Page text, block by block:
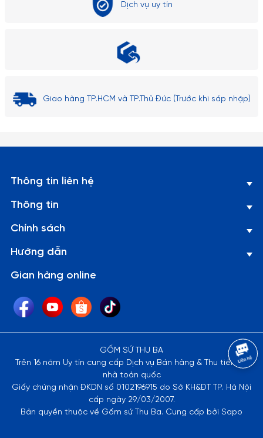
Dịch vụ uy tín
Giao hàng TP.HCM và TP.Thủ Đức (Trước khi sáp nhập)
Thông tin liên hệ
Thông tin
Chính sách
Hướng dẫn
Gian hàng online
GỐM SỨ THU BA
Trên 16 năm Uy tín cung cấp Dịch vụ Bán hàng & Thu tiền tại
nhà toàn quốc
Giấy chứng nhận ĐKDN số 0102196915 do Sở KH&ĐT TP. Hà Nội
cấp ngày 29/03/2007.
Bản quyền thuộc về Gốm sứ Thu Ba. Cung cấp bởi Sapo